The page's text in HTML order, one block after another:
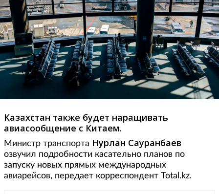
Казахстан также будет наращивать
авиасообщение с Китаем.
Министр транспорта Нурлан Сауранбаев
озвучил подробности касательно планов по
запуску новых прямых международных
авиарейсов, передает корреспондент Total.kz.